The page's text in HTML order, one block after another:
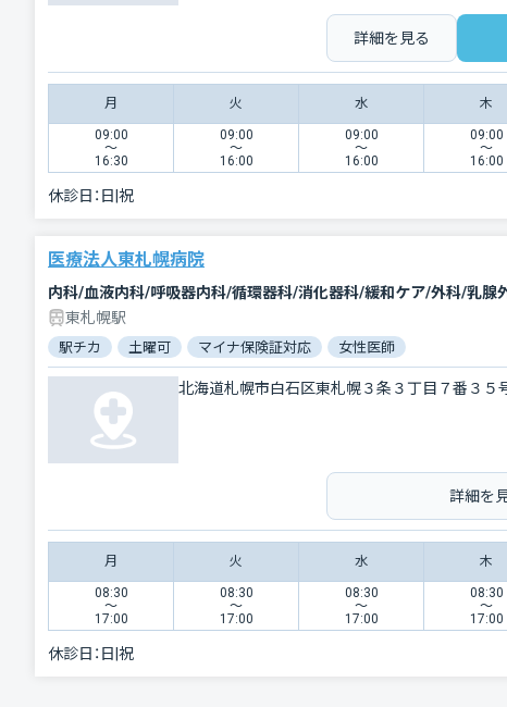
詳細を見る
月 火 水 木
09:00
〜
16:30
09:00
〜
16:00
09:00
〜
16:00
09:00
〜
16:00
休診日： 日|祝
医療法人東札幌病院
内科/血液内科/呼吸器内科/循環器科/消化器科/緩和ケア/外科/乳
東札幌駅
駅チカ 土曜可 マイナ保険証対応 女性医師
北海道札幌市白石区東札幌３条３丁目７番３５
詳細を
月 火 水 木
08:30
〜
17:00
08:30
〜
17:00
08:30
〜
17:00
08:30
〜
17:00
休診日： 日|祝